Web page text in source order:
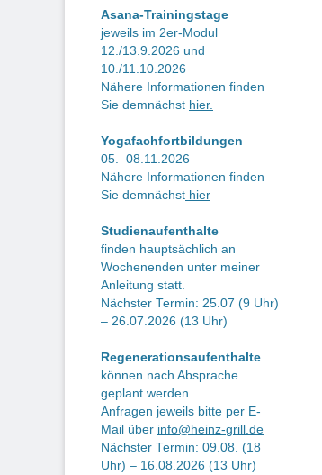
Asana-Trainingstage
jeweils im 2er-Modul
12./13.9.2026 und
10./11.10.2026
Nähere Informationen finden
Sie demnächst hier.
Yogafachfortbildungen
05.–08.11.2026
Nähere Informationen finden
Sie demnächst hier
Studienaufenthalte
finden hauptsächlich an
Wochenenden unter meiner
Anleitung statt.
Nächster Termin: 25.07 (9 Uhr)
– 26.07.2026 (13 Uhr)
Regenerationsaufenthalte
können nach Absprache
geplant werden.
Anfragen jeweils bitte per E-
Mail über info@heinz-grill.de
Nächster Termin: 09.08. (18
Uhr) – 16.08.2026 (13 Uhr)